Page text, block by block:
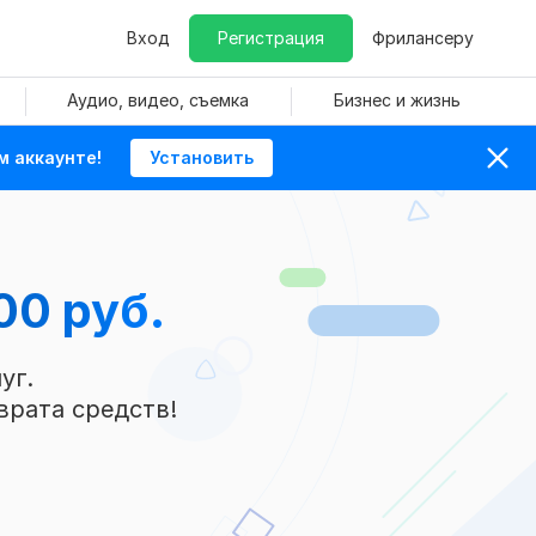
Вход Регистрация Фрилансеру
Аудио, видео, съемка Бизнес и жизнь
аккаунте! Установить
руб.
средств!